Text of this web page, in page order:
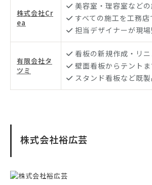
株式会社Cr
ea
美容室・理容室など
すべての施工を工務
担当デザイナーが現
有限会社タ
ツミ
看板の新規作成・リニ
壁面看板からテント
スタンド看板など既
株式会社裕広芸